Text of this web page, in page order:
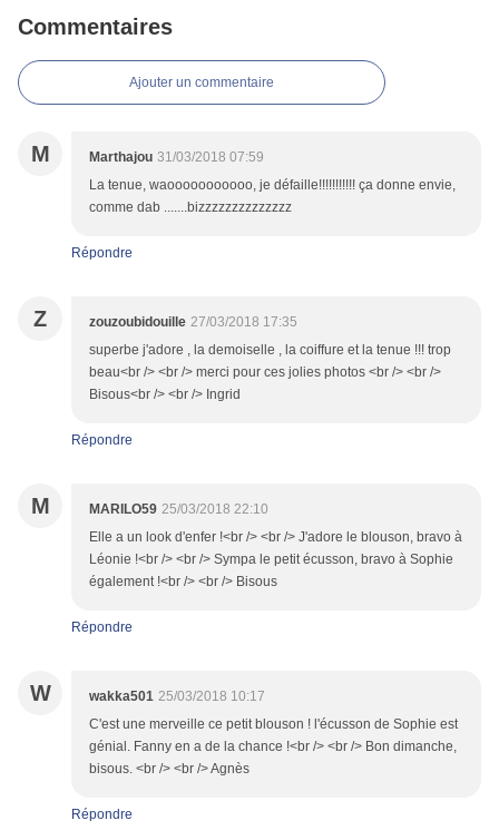
Commentaires
Ajouter un commentaire
M Marthajou 31/03/2018 07:59
La tenue, waooooooooooo, je défaille!!!!!!!!!!! ça donne envie,
comme dab .......bizzzzzzzzzzzzzz
Répondre
Z zouzoubidouille 27/03/2018 17:35
superbe j'adore , la demoiselle , la coiffure et la tenue !!! trop
beau<br /> <br /> merci pour ces jolies photos <br /> <br />
Bisous<br /> <br /> Ingrid
Répondre
M MARILO59 25/03/2018 22:10
Elle a un look d'enfer !<br /> <br /> J'adore le blouson, bravo à
Léonie !<br /> <br /> Sympa le petit écusson, bravo à Sophie
également !<br /> <br /> Bisous
Répondre
W wakka501 25/03/2018 10:17
C'est une merveille ce petit blouson ! l'écusson de Sophie est
génial. Fanny en a de la chance !<br /> <br /> Bon dimanche,
bisous. <br /> <br /> Agnès
Répondre